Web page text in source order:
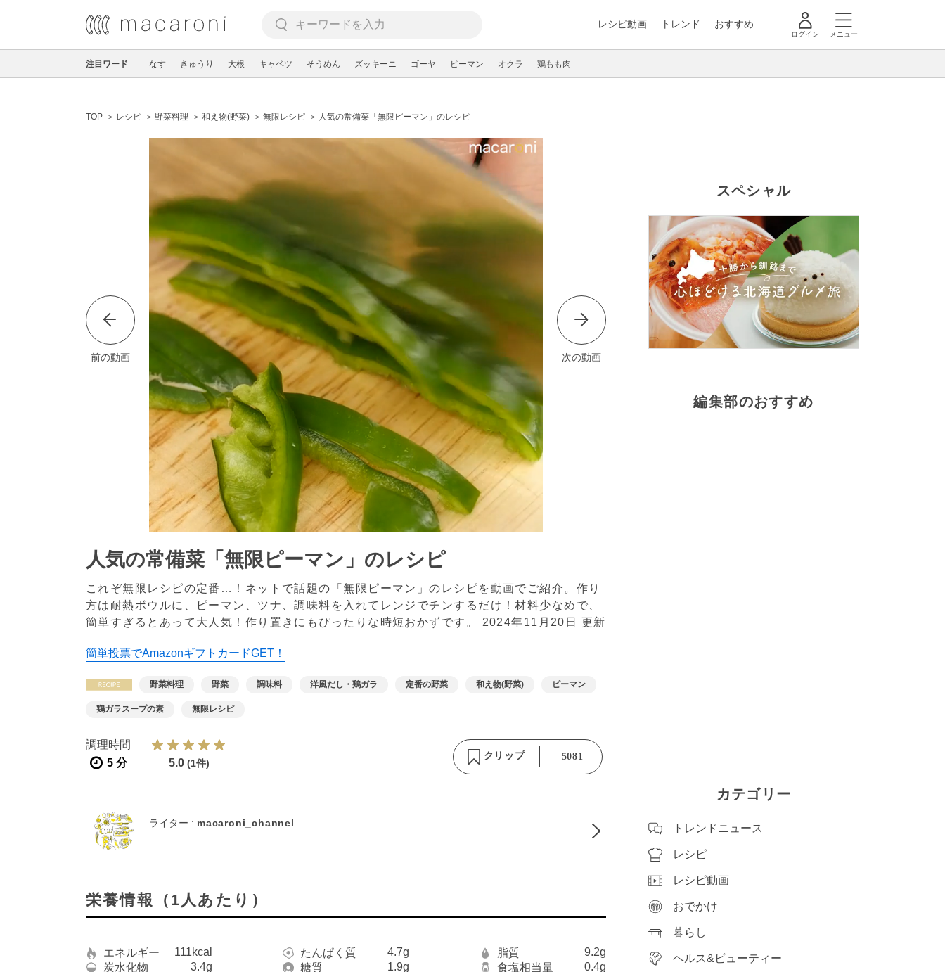
レシピ動画 トレンド おすすめ
ログイン メニュー
注目ワード なす きゅうり 大根 キャベツ そうめん ズッキーニ ゴーヤ ピーマン オクラ 鶏もも肉
TOP レシピ 野菜料理 和え物(野菜) 無限レシピ 人気の常備菜「無限ピーマン」のレシピ
前の動画 次の動画
人気の常備菜「無限ピーマン」のレシピ
これぞ無限レシピの定番…！ネットで話題の「無限ピーマン」のレシピを動画でご紹介。作り
方は耐熱ボウルに、ピーマン、ツナ、調味料を入れてレンジでチンするだけ！材料少なめで、
簡単すぎるとあって大人気！作り置きにもぴったりな時短おかずです。 2024年11月20日 更新
簡単投票でAmazonギフトカードGET！
野菜料理 野菜 調味料 洋風だし・鶏ガラ 定番の野菜 和え物(野菜) ピーマン
鶏ガラスープの素 無限レシピ
調理時間
5 分
5.0 (1件)
クリップ 5081
ライター : macaroni_channel
栄養情報（1人あたり）
エネルギー 111kcal たんぱく質 4.7g 脂質
9.2g
炭水化物
3.4g 糖質 1.9g 食塩相当量 0.4g
スペシャル
編集部のおすすめ
カテゴリー
トレンドニュース
レシピ
レシピ動画
おでかけ
暮らし
ヘルス&ビューティー